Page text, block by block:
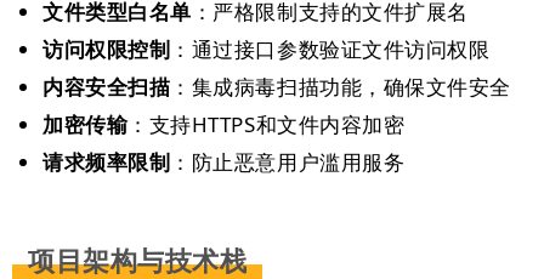
文件类型白名单 ：严格限制支持的文件扩展名
访问权限控制 ：通过接口参数验证文件访问权限
内容安全扫描 ：集成病毒扫描功能，确保文件安全
加密传输：支持HTTPS和文件内容加密
请求频率限制 ：防止恶意用户滥用服务
项目架构与技术栈